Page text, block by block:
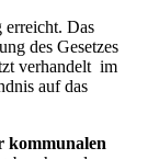
erreicht. Das
des Gesetzes
verhandelt im
auf das
kommunalen